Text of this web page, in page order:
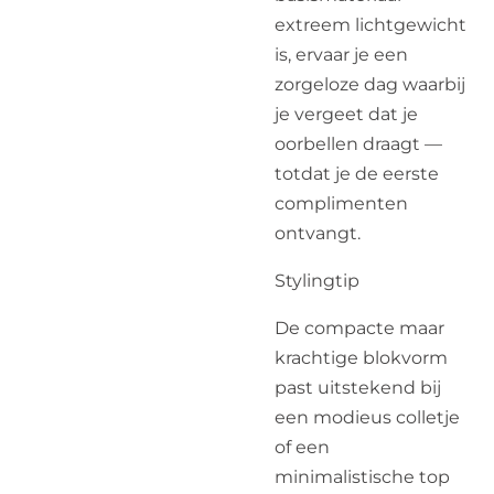
extreem lichtgewicht
is, ervaar je een
zorgeloze dag waarbij
je vergeet dat je
oorbellen draagt —
totdat je de eerste
complimenten
ontvangt.
Stylingtip
De compacte maar
krachtige blokvorm
past uitstekend bij
een modieus colletje
of een
minimalistische top